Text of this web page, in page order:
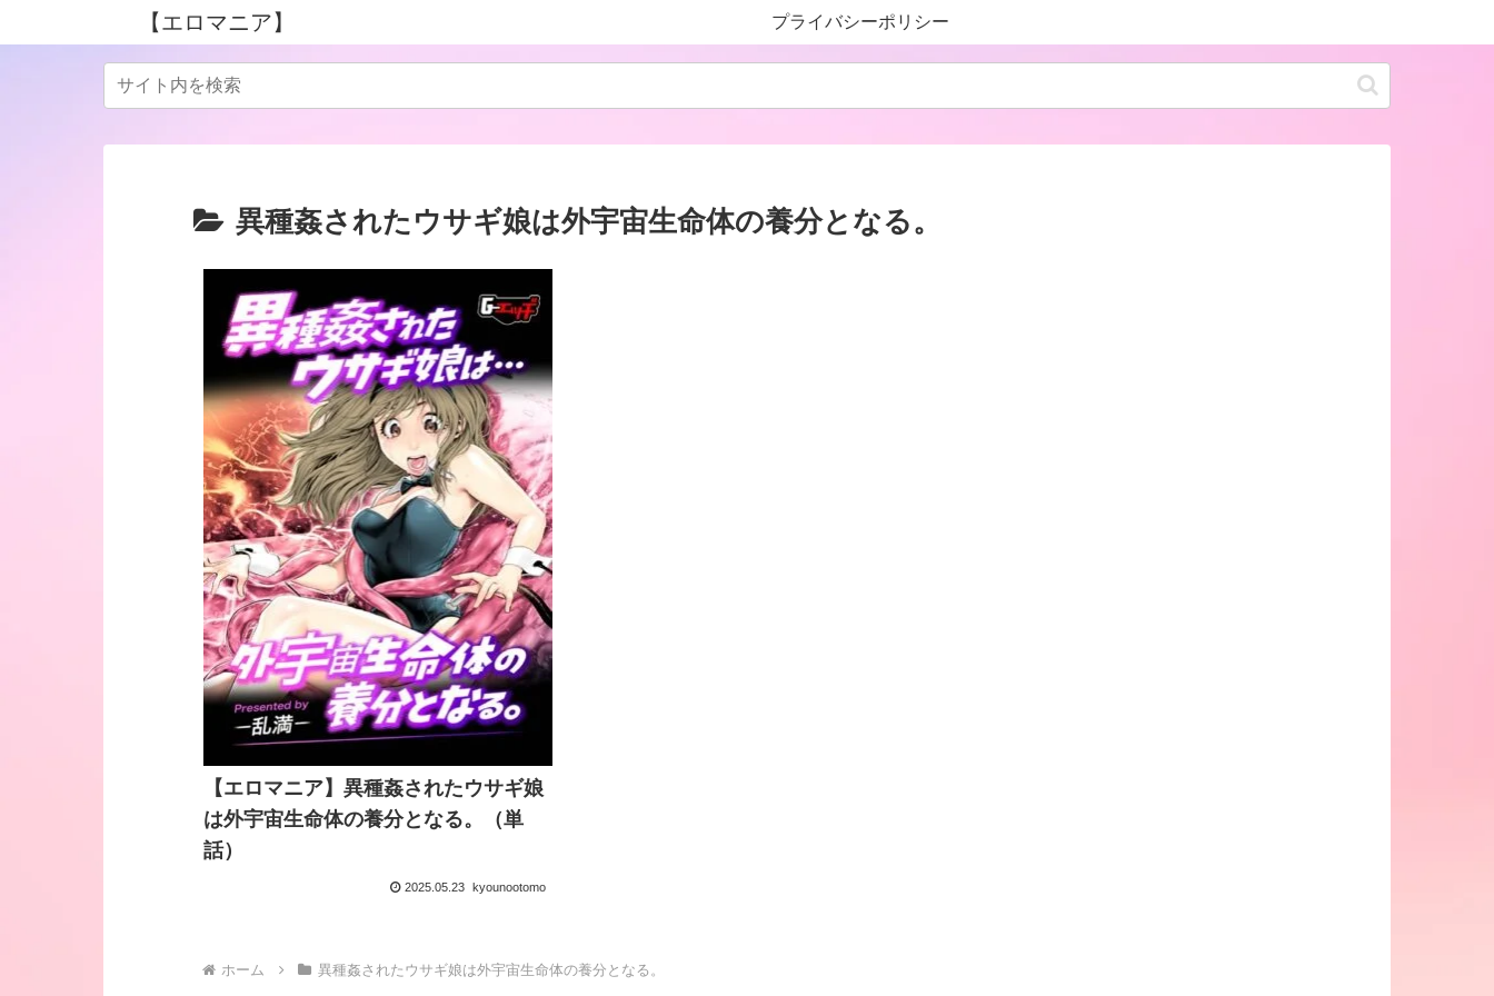
【エロマニア】 プライバシーポリシー
異種姦されたウサギ娘は外宇宙生命体の養分となる。
【エロマニア】異種姦されたウサギ娘
は外宇宙生命体の養分となる。（単
話）
2025.05.23 kyounootomo
ホーム 異種姦されたウサギ娘は外宇宙生命体の養分となる。